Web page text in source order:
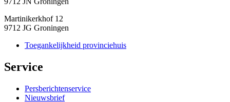
Martinikerkhof 12
9712 JG Groningen
Toegankelijkheid provinciehuis
Service
Persberichtenservice
Nieuwsbrief